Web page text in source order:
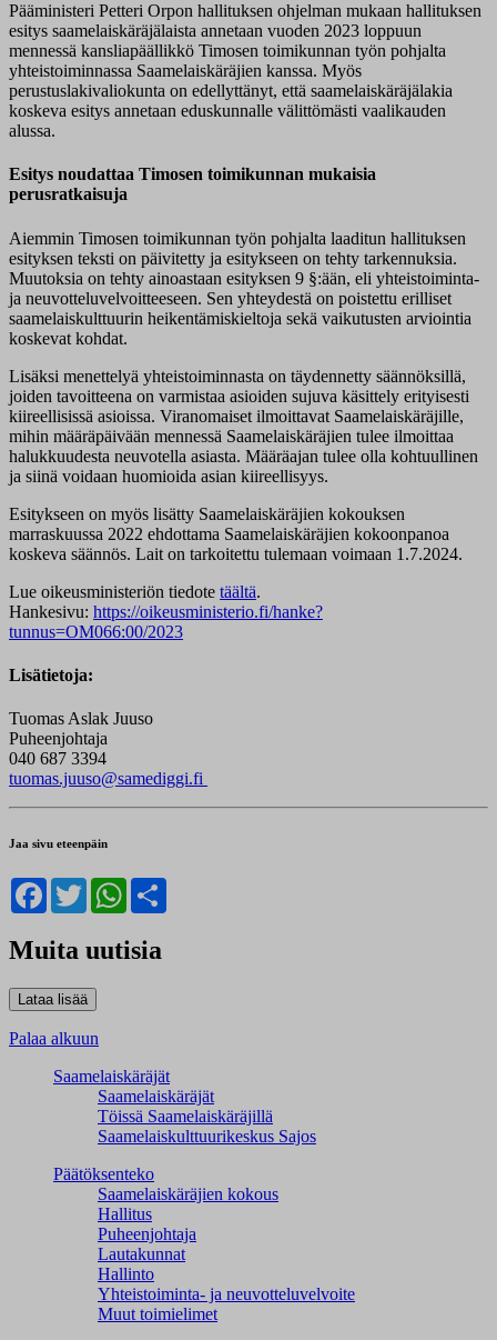
Pääministeri Petteri Orpon hallituksen ohjelman mukaan hallituksen
esitys saamelaiskäräjälaista annetaan vuoden 2023 loppuun
mennessä kansliapäällikkö Timosen toimikunnan työn pohjalta
yhteistoiminnassa Saamelaiskäräjien kanssa. Myös
perustuslakivaliokunta on edellyttänyt, että saamelaiskäräjälakia
koskeva esitys annetaan eduskunnalle välittömästi vaalikauden
alussa.
Esitys noudattaa Timosen toimikunnan mukaisia
perusratkaisuja
Aiemmin Timosen toimikunnan työn pohjalta laaditun hallituksen
esityksen teksti on päivitetty ja esitykseen on tehty tarkennuksia.
Muutoksia on tehty ainoastaan esityksen 9 §:ään, eli yhteistoiminta-
ja neuvotteluvelvoitteeseen. Sen yhteydestä on poistettu erilliset
saamelaiskulttuurin heikentämiskieltoja sekä vaikutusten arviointia
koskevat kohdat.
Lisäksi menettelyä yhteistoiminnasta on täydennetty säännöksillä,
joiden tavoitteena on varmistaa asioiden sujuva käsittely erityisesti
kiireellisissä asioissa. Viranomaiset ilmoittavat Saamelaiskäräjille,
mihin määräpäivään mennessä Saamelaiskäräjien tulee ilmoittaa
halukkuudesta neuvotella asiasta. Määräajan tulee olla kohtuullinen
ja siinä voidaan huomioida asian kiireellisyys.
Esitykseen on myös lisätty Saamelaiskäräjien kokouksen
marraskuussa 2022 ehdottama Saamelaiskäräjien kokoonpanoa
koskeva säännös. Lait on tarkoitettu tulemaan voimaan 1.7.2024.
Lue oikeusministeriön tiedote täältä.
Hankesivu: https://oikeusministerio.fi/hanke?
tunnus=OM066:00/2023
Lisätietoja:
Tuomas Aslak Juuso
Puheenjohtaja
040 687 3394
tuomas.juuso@samediggi.fi
Jaa sivu eteenpäin
Facebook
TwitterWhatsApp
Muita uutisia
Palaa alkuun
Saamelaiskäräjät
Saamelaiskäräjät
Töissä Saamelaiskäräjillä
Saamelaiskulttuuri­keskus Sajos
Päätöksenteko
Saamelaiskäräjien kokous
Hallitus
Puheenjohtaja
Lautakunnat
Hallinto
Yhteistoiminta- ja neuvotteluvelvoite
Muut toimielimet